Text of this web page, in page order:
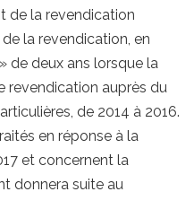
de la revendication
de la revendication, en
de deux ans lorsque la
revendication auprès du
de 2014 à 2016.
en réponse à la
et concernent la
donnera suite au